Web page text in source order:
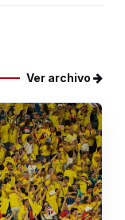
Ver archivo